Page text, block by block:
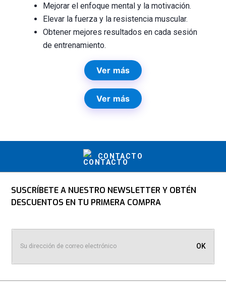
Mejorar el enfoque mental y la motivación.
Elevar la fuerza y la resistencia muscular.
Obtener mejores resultados en cada sesión
de entrenamiento.
Ver más
Ver más
CONTACTO
SUSCRÍBETE A NUESTRO NEWSLETTER Y OBTÉN
DESCUENTOS EN TU PRIMERA COMPRA
OK